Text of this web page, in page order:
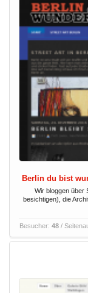
Berlin du bist
Wir bloggen über
besichtigen), die
Besucher: 48/